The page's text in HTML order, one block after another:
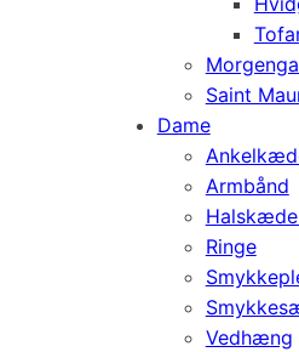
Saint
Dame
Armbånd
Ringe
Vedhæng